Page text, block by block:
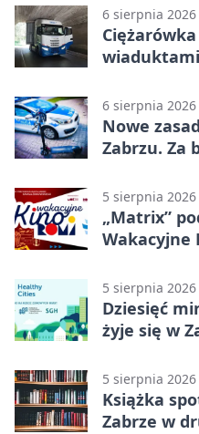
6 sierpnia 2026
6 sierpnia 2026
Nowe
Zabrzu. Za
5 sierpnia 2026
„Matrix”
Wakacyjne
5 sierpnia 2026
Dziesięć
żyje się w
5 sierpnia 2026
Książka
Zabrze w